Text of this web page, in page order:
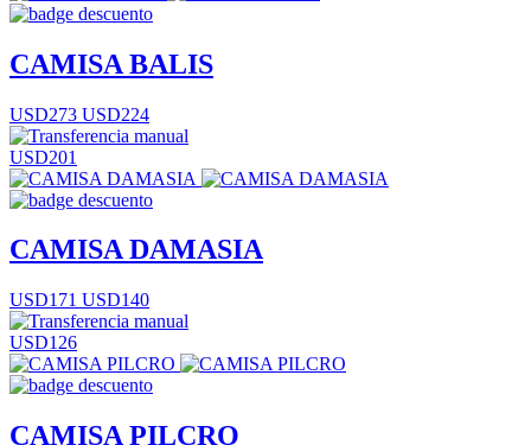
CAMISA BALIS
USD273 USD224
USD201
CAMISA DAMASIA
USD171 USD140
USD126
CAMISA PILCRO